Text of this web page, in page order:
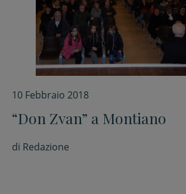
10 Febbraio 2018
“Don Zvan” a Montiano
di Redazione